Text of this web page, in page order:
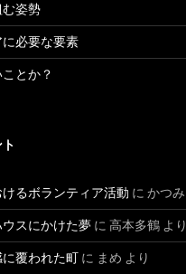
姿勢
必要な要素
とか？
るボランティア活動 に かつみ
ウスにかけた夢 に 高本多鶴 より
覆われた町 に まめ より